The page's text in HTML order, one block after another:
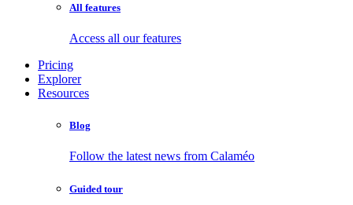
All features
Access all our features
Pricing
Explorer
Resources
Blog
Follow the latest news from Calaméo
Guided tour